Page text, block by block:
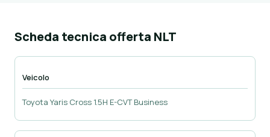
Scheda tecnica offerta NLT
Veicolo
Toyota Yaris Cross 1.5H E-CVT Business